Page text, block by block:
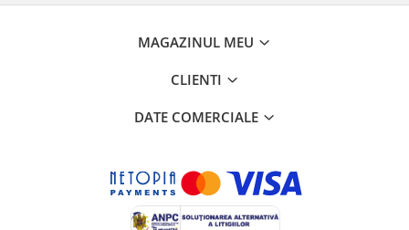
MAGAZINUL MEU
CLIENTI
DATE COMERCIALE